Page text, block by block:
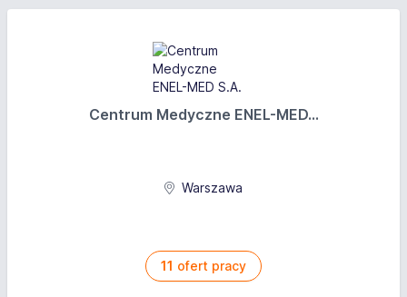
Centrum Medyczne ENEL-MED...
Warszawa
11 ofert pracy